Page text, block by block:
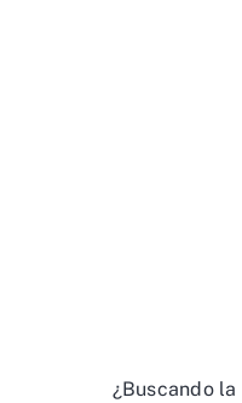
¿Buscando la